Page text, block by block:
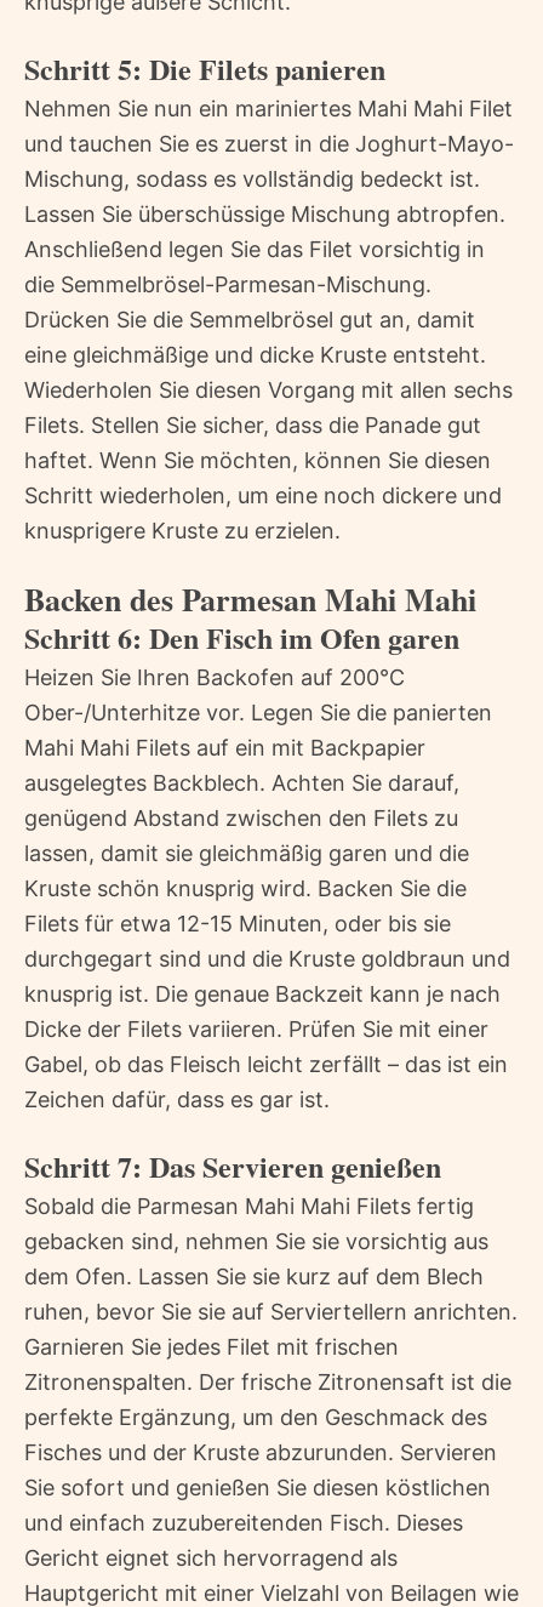
Schritt 5: Die Filets panieren
Nehmen Sie nun ein mariniertes Mahi Mahi Filet
und tauchen Sie es zuerst in die Joghurt-Mayo-
Mischung, sodass es vollständig bedeckt ist.
Lassen Sie überschüssige Mischung abtropfen.
Anschließend legen Sie das Filet vorsichtig in
die Semmelbrösel-Parmesan-Mischung.
Drücken Sie die Semmelbrösel gut an, damit
eine gleichmäßige und dicke Kruste entsteht.
Wiederholen Sie diesen Vorgang mit allen sechs
Filets. Stellen Sie sicher, dass die Panade gut
haftet. Wenn Sie möchten, können Sie diesen
Schritt wiederholen, um eine noch dickere und
knusprigere Kruste zu erzielen.
Backen des Parmesan Mahi Mahi
Schritt 6: Den Fisch im Ofen garen
Heizen Sie Ihren Backofen auf 200°C
Ober-/Unterhitze vor. Legen Sie die panierten
Mahi Mahi Filets auf ein mit Backpapier
ausgelegtes Backblech. Achten Sie darauf,
genügend Abstand zwischen den Filets zu
lassen, damit sie gleichmäßig garen und die
Kruste schön knusprig wird. Backen Sie die
Filets für etwa 12-15 Minuten, oder bis sie
durchgegart sind und die Kruste goldbraun und
knusprig ist. Die genaue Backzeit kann je nach
Dicke der Filets variieren. Prüfen Sie mit einer
Gabel, ob das Fleisch leicht zerfällt – das ist ein
Zeichen dafür, dass es gar ist.
Schritt 7: Das Servieren genießen
Sobald die Parmesan Mahi Mahi Filets fertig
gebacken sind, nehmen Sie sie vorsichtig aus
dem Ofen. Lassen Sie sie kurz auf dem Blech
ruhen, bevor Sie sie auf Serviertellern anrichten.
Garnieren Sie jedes Filet mit frischen
Zitronenspalten. Der frische Zitronensaft ist die
perfekte Ergänzung, um den Geschmack des
Fisches und der Kruste abzurunden. Servieren
Sie sofort und genießen Sie diesen köstlichen
und einfach zuzubereitenden Fisch. Dieses
Gericht eignet sich hervorragend als
Hauptgericht mit einer Vielzahl von Beilagen wie